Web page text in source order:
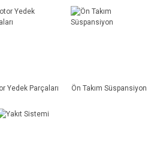
Yedek Parçaları Ön Takım Süspansiyon